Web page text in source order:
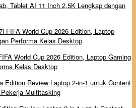
Tablet AI 11 Inch 2,5K Lengkap dengan
World Cup 2026 Edition, Laptop Gaming
Kelas Desktop